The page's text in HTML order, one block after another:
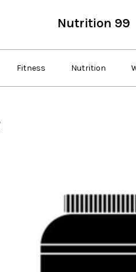
Nutrition 99
Fitness Nutrition